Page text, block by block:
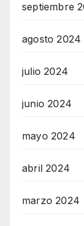
septiembre
agosto 2024
julio 2024
junio 2024
mayo 2024
abril 2024
marzo 2024